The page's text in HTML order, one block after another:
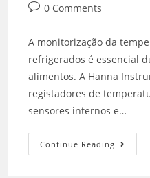
0 Comments
A monitorização da
refrigerados é essencial
alimentos. A Hanna
registadores de
sensores internos e…
Continue Reading